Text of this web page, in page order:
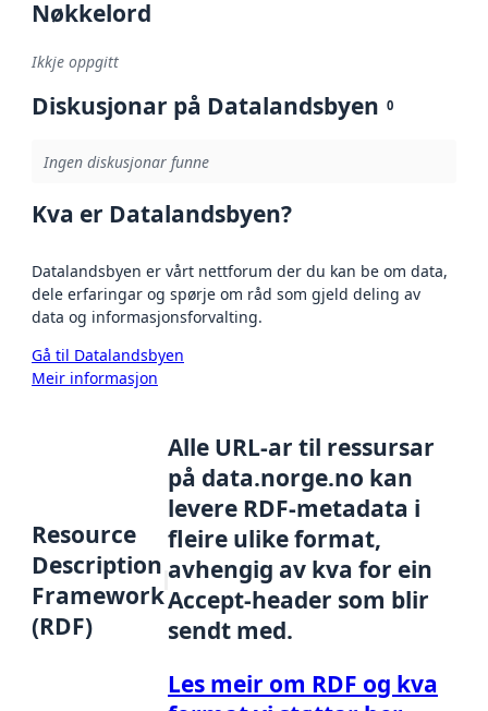
Nøkkelord
Ikkje oppgitt
Diskusjonar på Datalandsbyen 0
Ingen diskusjonar funne
Kva er Datalandsbyen?
Datalandsbyen er vårt nettforum der du kan be om data,
dele erfaringar og spørje om råd som gjeld deling av
data og informasjonsforvalting.
Gå til Datalandsbyen
Meir informasjon
Resource
Description
Framework
(RDF)
Alle URL-ar til ressursar
på data.norge.no kan
levere RDF-metadata i
fleire ulike format,
avhengig av kva for ein
Accept-header som blir
sendt med.
Les meir om RDF og kva